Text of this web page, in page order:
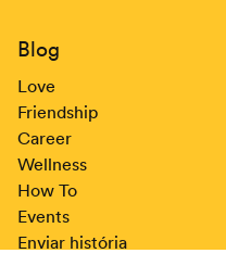
Blog
Love
Friendship
Career
Wellness
How To
Events
Enviar história